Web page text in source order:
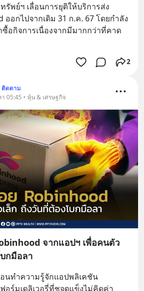
รัพย์ฯ เลื่อนการยุติให้บริการส่ง
ออกไปจากเดิม 31 ก.ค. 67 โดยกำลัง
อกิจการเนื่องจากมีมากกว่าที่คาด
2
ติดตาม
05:45 • หุ้น & เศรษฐกิจ
จากแอปฯ เพื่อคนตัว
กมือลา
อนทำความรู้จักแอปพลิเคชัน
อร์มเดลิเวอรี่ที่ชูจุดแข็งไม่คิดค่า